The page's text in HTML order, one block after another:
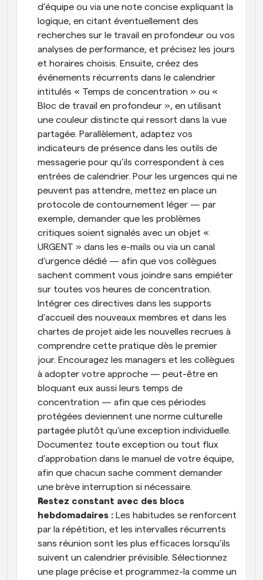
d’équipe ou via une note concise expliquant la
logique, en citant éventuellement des
recherches sur le travail en profondeur ou vos
analyses de performance, et précisez les jours
et horaires choisis. Ensuite, créez des
événements récurrents dans le calendrier
intitulés « Temps de concentration » ou «
Bloc de travail en profondeur », en utilisant
une couleur distincte qui ressort dans la vue
partagée. Parallèlement, adaptez vos
indicateurs de présence dans les outils de
messagerie pour qu’ils correspondent à ces
entrées de calendrier. Pour les urgences qui ne
peuvent pas attendre, mettez en place un
protocole de contournement léger — par
exemple, demander que les problèmes
critiques soient signalés avec un objet «
URGENT » dans les e-mails ou via un canal
d’urgence dédié — afin que vos collègues
sachent comment vous joindre sans empiéter
sur toutes vos heures de concentration.
Intégrer ces directives dans les supports
d’accueil des nouveaux membres et dans les
chartes de projet aide les nouvelles recrues à
comprendre cette pratique dès le premier
jour. Encouragez les managers et les collègues
à adopter votre approche — peut-être en
bloquant eux aussi leurs temps de
concentration — afin que ces périodes
protégées deviennent une norme culturelle
partagée plutôt qu’une exception individuelle.
Documentez toute exception ou tout flux
d’approbation dans le manuel de votre équipe,
afin que chacun sache comment demander
une brève interruption si nécessaire.
Restez constant avec des blocs
hebdomadaires : Les habitudes se renforcent
par la répétition, et les intervalles récurrents
sans réunion sont les plus efficaces lorsqu’ils
suivent un calendrier prévisible. Sélectionnez
une plage précise et programmez-la comme un